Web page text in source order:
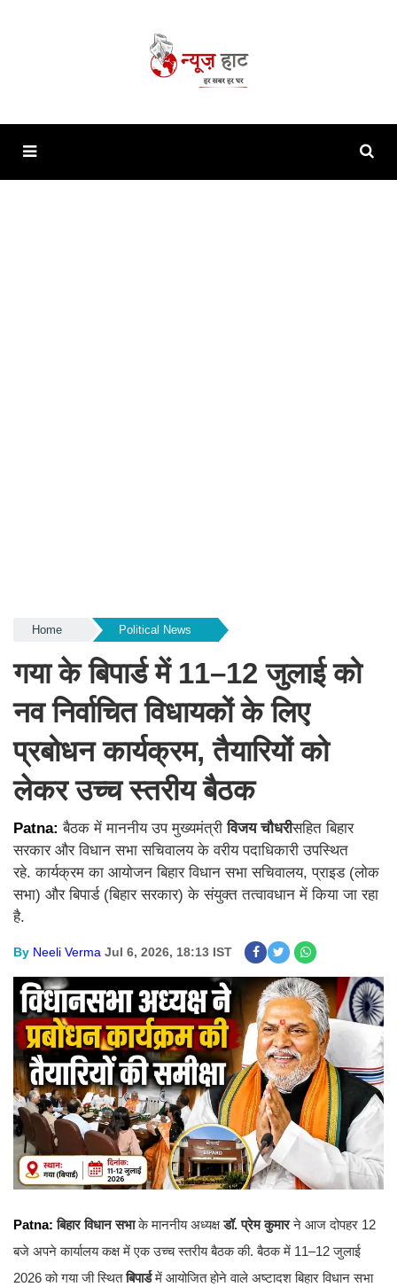
Home Political News
गया के बिपार्ड में 11–12 जुलाई को
नव निर्वाचित विधायकों के लिए
प्रबोधन कार्यक्रम, तैयारियों को
लेकर उच्च स्तरीय बैठक
Patna:बैठक में माननीय उप मुख्यमंत्रीविजय चौधरीसहित बिहार
सरकार और विधान सभा सचिवालय के वरीय पदाधिकारी उपस्थित
रहे. कार्यक्रम का आयोजन बिहार विधान सभा सचिवालय, प्राइड (लोक
सभा) और बिपार्ड (बिहार सरकार) के संयुक्त तत्वावधान में किया जा रहा
है.
By Neeli Verma Jul 6, 2026, 18:13 IST
Patna: बिहार विधान सभाके माननीय अध्यक्षडॉ. प्रेम कुमारने आज दोपहर 12
बजे अपने कार्यालय कक्ष में एक उच्च स्तरीय बैठक की. बैठक में 11–12 जुलाई
2026 को गया जी स्थितबिपार्डमें आयोजित होने वाले अष्टादश बिहार विधान सभा